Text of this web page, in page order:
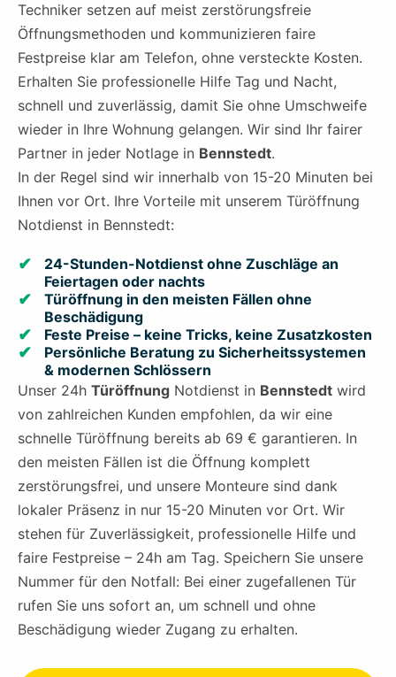
Techniker setzen auf meist zerstörungsfreie
Öffnungsmethoden und kommunizieren faire
Festpreise klar am Telefon, ohne versteckte Kosten.
Erhalten Sie professionelle Hilfe Tag und Nacht,
schnell und zuverlässig, damit Sie ohne Umschweife
wieder in Ihre Wohnung gelangen. Wir sind Ihr fairer
Partner in jeder Notlage in Bennstedt.
In der Regel sind wir innerhalb von 15-20 Minuten bei
Ihnen vor Ort. Ihre Vorteile mit unserem Türöffnung
Notdienst in Bennstedt:
24-Stunden-Notdienst ohne Zuschläge an
Feiertagen oder nachts
Türöffnung in den meisten Fällen ohne
Beschädigung
Feste Preise – keine Tricks, keine Zusatzkosten
Persönliche Beratung zu Sicherheitssystemen
& modernen Schlössern
Unser 24h Türöffnung Notdienst in Bennstedt wird
von zahlreichen Kunden empfohlen, da wir eine
schnelle Türöffnung bereits ab 69 € garantieren. In
den meisten Fällen ist die Öffnung komplett
zerstörungsfrei, und unsere Monteure sind dank
lokaler Präsenz in nur 15-20 Minuten vor Ort. Wir
stehen für Zuverlässigkeit, professionelle Hilfe und
faire Festpreise – 24h am Tag. Speichern Sie unsere
Nummer für den Notfall: Bei einer zugefallenen Tür
rufen Sie uns sofort an, um schnell und ohne
Beschädigung wieder Zugang zu erhalten.